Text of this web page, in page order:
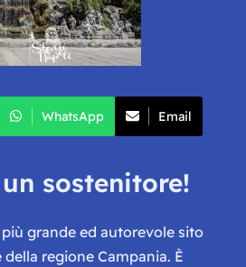
WhatsApp Email
sostenitore!
grande ed autorevole sito
regione Campania. È